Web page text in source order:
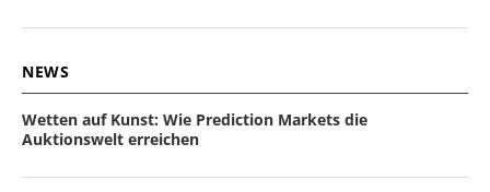
NEWS
Wetten auf Kunst: Wie Prediction Markets die
Auktionswelt erreichen